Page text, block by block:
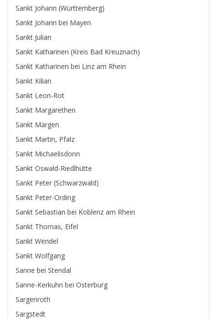
Sankt Johann (Württemberg)
Sankt Johann bei Mayen
Sankt Julian
Sankt Katharinen (Kreis Bad Kreuznach)
Sankt Katharinen bei Linz am Rhein
Sankt Kilian
Sankt Leon-Rot
Sankt Margarethen
Sankt Märgen
Sankt Martin, Pfalz
Sankt Michaelisdonn
Sankt Oswald-Riedlhütte
Sankt Peter (Schwarzwald)
Sankt Peter-Ording
Sankt Sebastian bei Koblenz am Rhein
Sankt Thomas, Eifel
Sankt Wendel
Sankt Wolfgang
Sanne bei Stendal
Sanne-Kerkuhn bei Osterburg
Sargenroth
Sargstedt